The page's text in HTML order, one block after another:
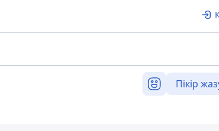
Пікір